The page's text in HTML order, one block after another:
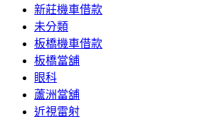
新莊機車借款
未分類
板橋機車借款
板橋當舖
眼科
蘆洲當舖
近視雷射